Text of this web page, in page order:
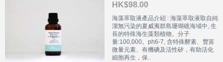
HK$98.00
海藻萃取液產品介紹 : 海藻萃取液取自純
潔無污染的夏威夷群島珊瑚礁海域中, 生
長的特殊海生藻類植物。分子
量:100,000。ph6-7, 含特殊酵素、豐富
微量元素、有機碘及活性矽，有助活化
細胞再生，保..